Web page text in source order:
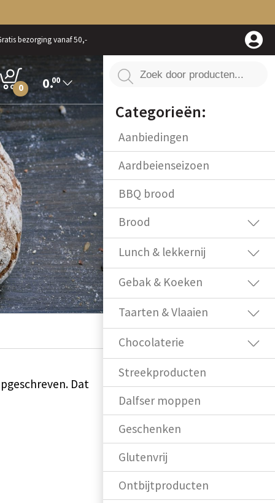
bezorging vanaf 50,-
0 0.00
Categorieën:
Aanbiedingen
Aardbeienseizoen
BBQ brood
Brood
Lunch & lekkernij
Gebak & Koeken
Taarten & Vlaaien
Chocolaterie
Streekproducten
Dalfser moppen
Geschenken
Glutenvrij
Ontbijtproducten
Dat